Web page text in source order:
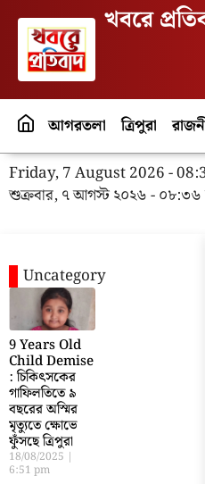
খবরে
আগরতলা ত্রিপুরা
Friday, 7 August 2026 -
শুক্রবার, ৭ আগস্ট ২০২৬ - ০৮:৩৬
Uncategory
9 Years Old
Child Demise
: চিকিৎসকের
গাফিলতিতে ৯
বছরের অস্মির
মৃত্যুতে ক্ষোভে
ফুঁসছে ত্রিপুরা
18/08/2025
6:51 pm